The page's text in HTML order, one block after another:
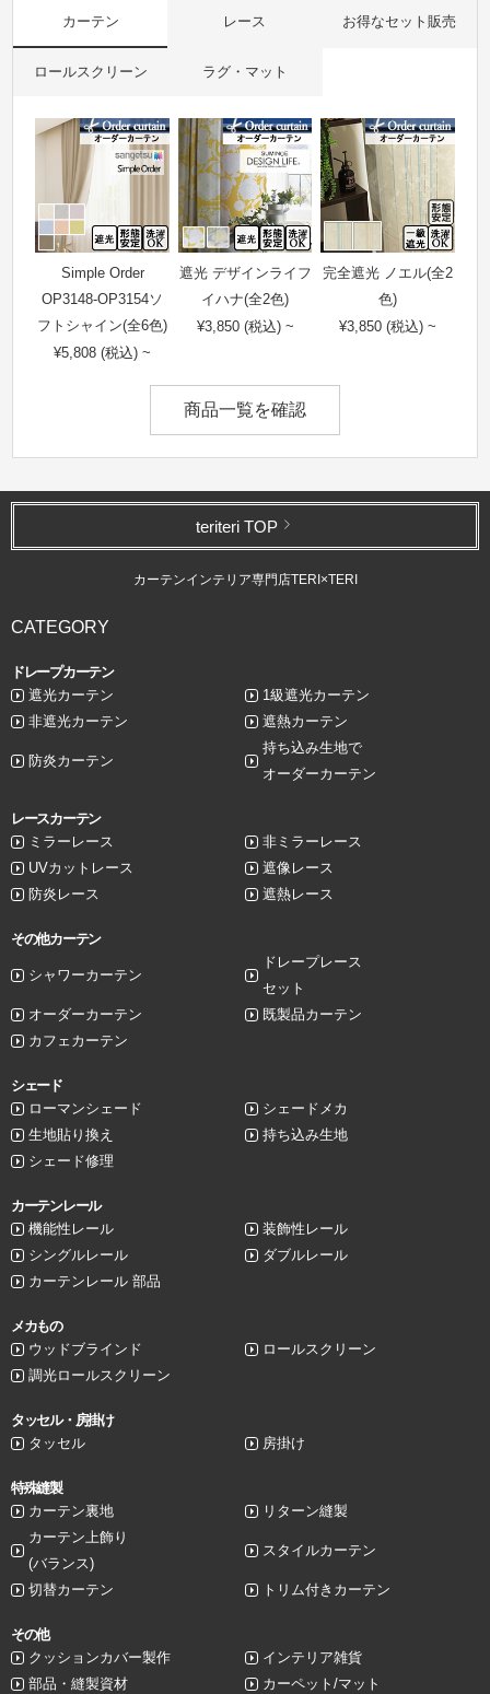
カーテン レース お得なセット販売
ロールスクリーン ラグ・マット
Simple Order
OP3148-OP3154ソ
フトシャイン(全6色)
¥5,808 (税込) ~
遮光 デザインライフ
イハナ(全2色)
¥3,850 (税込) ~
完全遮光 ノエル(全2
色)
¥3,850 (税込) ~
商品一覧を確認
teriteri TOP
カーテンインテリア専門店TERI×TERI
CATEGORY
ドレープカーテン
遮光カーテン
1級遮光カーテン
非遮光カーテン
遮熱カーテン
防炎カーテン
持ち込み生地で
オーダーカーテン
レースカーテン
ミラーレース
非ミラーレース
UVカットレース
遮像レース
防炎レース
遮熱レース
その他カーテン
シャワーカーテン
ドレープレース
セット
オーダーカーテン
既製品カーテン
カフェカーテン
シェード
ローマンシェード
シェードメカ
生地貼り換え
持ち込み生地
シェード修理
カーテンレール
機能性レール
装飾性レール
シングルレール
ダブルレール
カーテンレール 部品
メカもの
ウッドブラインド
ロールスクリーン
調光ロールスクリーン
タッセル・房掛け
タッセル
房掛け
特殊縫製
カーテン裏地
リターン縫製
カーテン上飾り
(バランス)
スタイルカーテン
切替カーテン トリム付きカーテン
その他
クッションカバー製作
インテリア雑貨
部品・縫製資材
カーペット/マット